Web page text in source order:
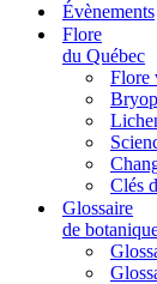
Évènements
Flore
du Québec
Flore
Clés
Glossaire
de